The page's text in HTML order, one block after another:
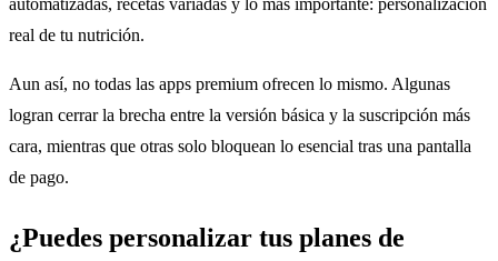
real de tu nutrición.
Aun así, no todas las apps premium ofrecen lo mismo. Algunas
logran cerrar la brecha entre la versión básica y la suscripción más
cara, mientras que otras solo bloquean lo esencial tras una pantalla
de pago.
¿Puedes personalizar tus planes de